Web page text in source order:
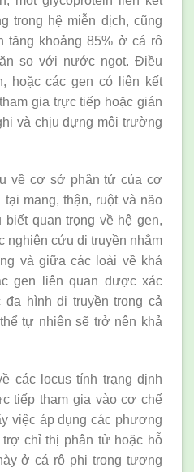
trong hệ miễn dịch, cũng
tăng khoảng 85% ở cá rô
so với nước ngọt. Điều
hoặc các gen có liên kết
gia trực tiếp hoặc gián
và chịu đựng môi trường
về cơ sở phân tử của cơ
mang, thận, ruột và não
quan trọng về hệ gen,
nghiên cứu di truyền nhằm
và giữa các loài về khả
gen liên quan được xác
đa hình di truyền trong cả
tự nhiên sẽ trở nên khả
các locus tính trạng định
tiếp tham gia vào cơ chế
việc áp dụng các phương
chỉ thị phân tử hoặc hỗ
ở cá rô phi trong tương